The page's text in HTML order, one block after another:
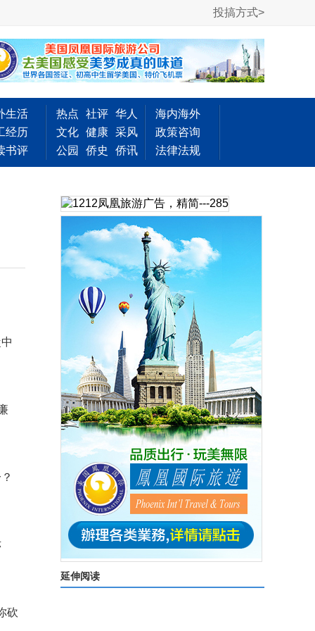
投搞方式>
生活
经历
书评
热点 社评 华人
文化 健康 采风
公园
侨史 侨讯
海内海外
政策咨询
法律法规
砍
延伸阅读